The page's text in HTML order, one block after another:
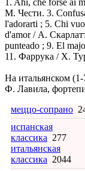
1. Ahi, che forse ai
М. Чести. 3.
l'adorarti ; 5. Chi
d'amor / А.
punteado ; 9. El
11. Фаррука / Х.
На итальянском
Ф. Лавила,
меццо-сопрано
испанская
классика 277
итальянская
классика 2044